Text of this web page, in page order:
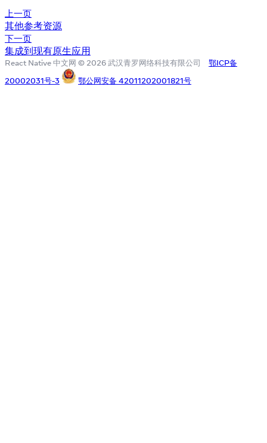
上一页
其他参考资源
下一页
集成到现有原生应用
React Native 中文网 © 2026 武汉青罗网络科技有限公司
鄂ICP备
20002031号-3
鄂公网安备 42011202001821号